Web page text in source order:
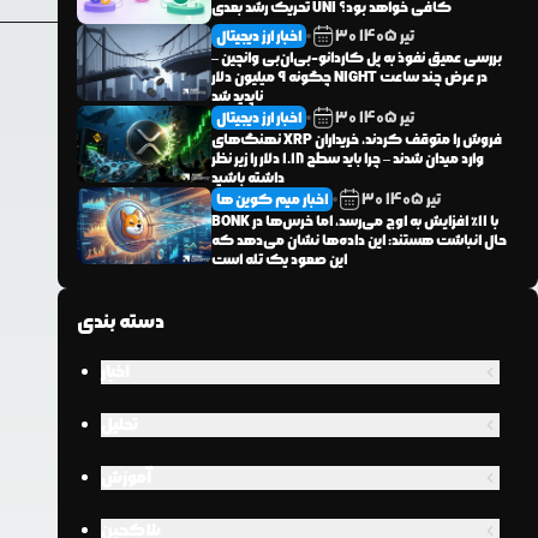
تحریک رشد بعدی UNI کافی خواهد بود؟
اخبار ارز دیجیتال
30 تیر1405
بررسی عمیق نفوذ به پل کاردانو-بی‌ان‌بی وانچین –
چگونه ۹ میلیون دلار NIGHT در عرض چند ساعت
ناپدید شد
اخبار ارز دیجیتال
30 تیر1405
نهنگ‌های XRP فروش را متوقف کردند، خریداران
وارد میدان شدند – چرا باید سطح ۱.۱۸ دلار را زیر نظر
داشته باشید
اخبار میم کوین ها
30 تیر1405
BONK با ۱۱٪ افزایش به اوج می‌رسد، اما خرس‌ها در
حال انباشت هستند: این داده‌ها نشان می‌دهد که
این صعود یک تله است
دسته بندی